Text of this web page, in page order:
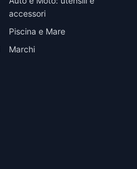
accessori
Piscina e Mare
Marchi